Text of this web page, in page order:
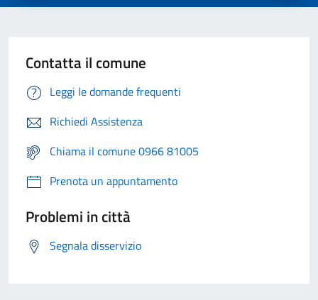
Contatta il comune
Leggi le domande frequenti
Richiedi Assistenza
Chiama il comune 0966 81005
Prenota un appuntamento
Problemi in città
Segnala disservizio